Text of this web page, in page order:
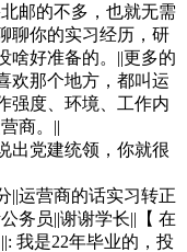
邮的不多，也就无需
聊你的实习经历，研
啥好准备的。||更多的
欢那个地方，都叫运
强度、环境、工作内
商。||
出党建统领，你就很
||运营商的话实习转正
务员||谢谢学长||【 在
我是22年毕业的，投